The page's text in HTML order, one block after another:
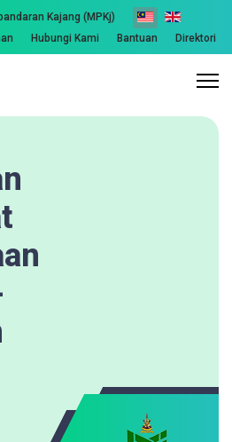
Kajang (MPKj)
Hubungi Kami Bantuan Direktori